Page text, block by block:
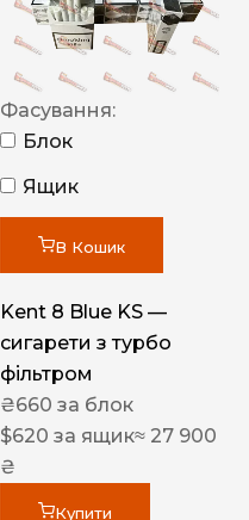
Фасування:
Блок
Ящик
В Кошик
Kent 8 Blue KS —
сигарети з турбо
фільтром
₴660 за блок
$620 за ящик≈ 27 900
₴
Купити